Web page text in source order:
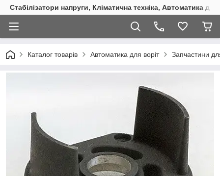
Стабілізатори напруги, Кліматична техніка, Автоматика
Каталог товарів Автоматика для воріт Запчастини